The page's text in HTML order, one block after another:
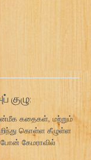
குழு:
கதைகள், மற்றும்
கொள்ள கீழுள்ள
கேமராவில்